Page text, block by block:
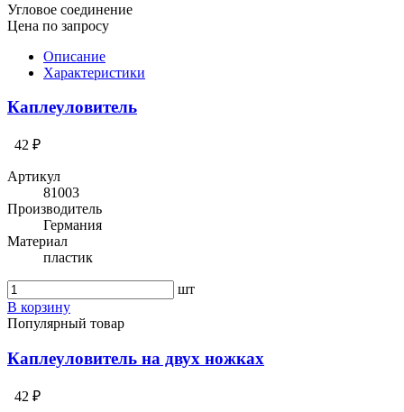
Угловое соединение
Цена по запросу
Описание
Характеристики
Каплеуловитель
42 ₽
Артикул
81003
Производитель
Германия
Материал
пластик
шт
В корзину
Популярный товар
Каплеуловитель на двух ножках
42 ₽